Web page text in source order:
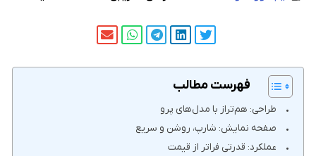
فهرست مطالب
طراحی: هم‌تراز با مدل‌های پرو
صفحه نمایش: شارپ، روشن و سریع
عملکرد: قدرتی فراتر از قیمت